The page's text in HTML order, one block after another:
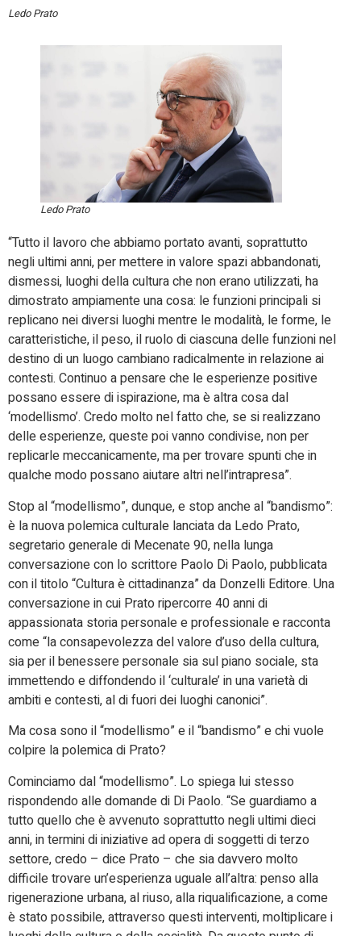
Ledo Prato
Ledo Prato
“Tutto il lavoro che abbiamo portato avanti, soprattutto
negli ultimi anni, per mettere in valore spazi abbandonati,
dismessi, luoghi della cultura che non erano utilizzati, ha
dimostrato ampiamente una cosa: le funzioni principali si
replicano nei diversi luoghi mentre le modalità, le forme, le
caratteristiche, il peso, il ruolo di ciascuna delle funzioni nel
destino di un luogo cambiano radicalmente in relazione ai
contesti. Continuo a pensare che le esperienze positive
possano essere di ispirazione, ma è altra cosa dal
‘modellismo’. Credo molto nel fatto che, se si realizzano
delle esperienze, queste poi vanno condivise, non per
replicarle meccanicamente, ma per trovare spunti che in
qualche modo possano aiutare altri nell’intrapresa”.
Stop al “modellismo”, dunque, e stop anche al “bandismo”:
è la nuova polemica culturale lanciata da Ledo Prato,
segretario generale di Mecenate 90, nella lunga
conversazione con lo scrittore Paolo Di Paolo, pubblicata
con il titolo “Cultura è cittadinanza” da Donzelli Editore. Una
conversazione in cui Prato ripercorre 40 anni di
appassionata storia personale e professionale e racconta
come “la consapevolezza del valore d’uso della cultura,
sia per il benessere personale sia sul piano sociale, sta
immettendo e diffondendo il ‘culturale’ in una varietà di
ambiti e contesti, al di fuori dei luoghi canonici”.
Ma cosa sono il “modellismo” e il “bandismo” e chi vuole
colpire la polemica di Prato?
Cominciamo dal “modellismo”. Lo spiega lui stesso
rispondendo alle domande di Di Paolo. “Se guardiamo a
tutto quello che è avvenuto soprattutto negli ultimi dieci
anni, in termini di iniziative ad opera di soggetti di terzo
settore, credo – dice Prato – che sia davvero molto
difficile trovare un’esperienza uguale all’altra: penso alla
rigenerazione urbana, al riuso, alla riqualificazione, a come
è stato possibile, attraverso questi interventi, moltiplicare i